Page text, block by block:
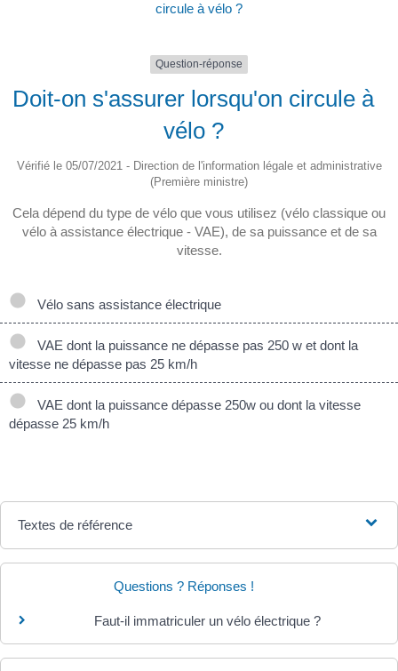
circule à vélo ?
Question-réponse
Doit-on s'assurer lorsqu'on circule à
vélo ?
Vérifié le 05/07/2021 - Direction de l'information légale et administrative
(Première ministre)
Cela dépend du type de vélo que vous utilisez (vélo classique ou
vélo à assistance électrique - VAE), de sa puissance et de sa
vitesse.
Vélo sans assistance électrique
VAE dont la puissance ne dépasse pas 250 w et dont la
vitesse ne dépasse pas 25 km/h
VAE dont la puissance dépasse 250w ou dont la vitesse
dépasse 25 km/h
Textes de référence
Questions ? Réponses !
Faut-il immatriculer un vélo électrique ?